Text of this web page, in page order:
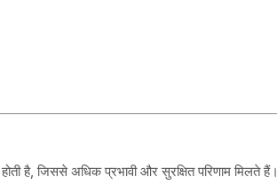
है, जिससे अधिक प्रभावी और सुरक्षित परिणाम मिलते हैं।